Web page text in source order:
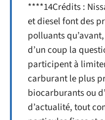
****14Crédits :
et diesel font des
polluants
d’un coup la
participent à
carburant le plus
biocarburants ou
d’actualité, tout